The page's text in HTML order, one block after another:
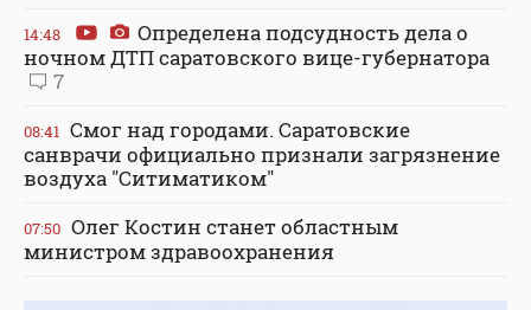
14:48
Определена подсудность дела о
ночном ДТП саратовского вице-губернатора
7
08:41 Смог над городами. Саратовские
санврачи официально признали загрязнение
воздуха "Ситиматиком"
07:50 Олег Костин станет областным
министром здравоохранения